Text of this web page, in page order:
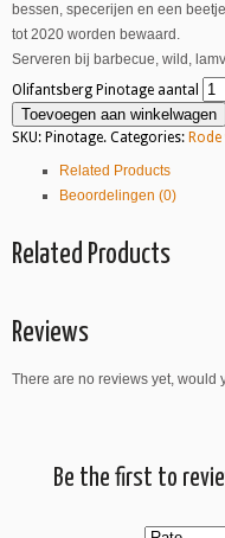
bessen, specerijen en een
tot 2020 worden bewaard.
Serveren bij barbecue, wild,
Olifantsberg Pinotage aantal
Toevoegen aan winkelwagen
SKU: Pinotage. Categories: Rode
Related Products
Beoordelingen (0)
Related Products
Reviews
There are no reviews yet, would
Be the first to